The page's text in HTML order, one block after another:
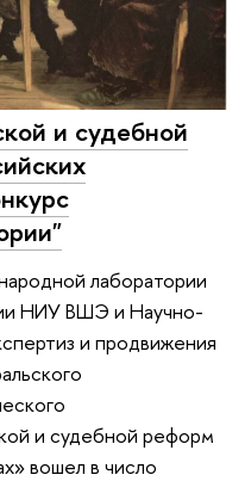
и судебной
лаборатории
НИУ ВШЭ и Научно-
и продвижения
и судебной реформ
вошел в число